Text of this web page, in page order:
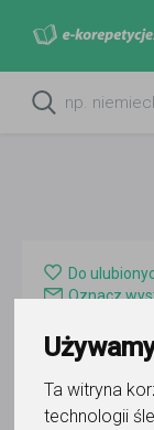
Ta witryna
technologii
Do
Oznacz